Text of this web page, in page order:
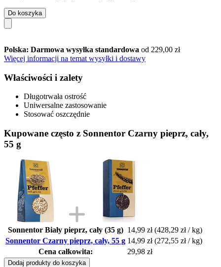
Do koszyka
Polska: Darmowa wysyłka standardowa od 229,00 zł
Więcej informacji na temat wysyłki i dostawy
Właściwości i zalety
Długotrwała ostrość
Uniwersalne zastosowanie
Stosować oszczędnie
Kupowane często z Sonnentor Czarny pieprz, cały,
55 g
Sonnentor Biały pieprz, cały (35 g) 14,99 zł (428,29 zł / kg)
Sonnentor Czarny pieprz, cały, 55 g 14,99 zł (272,55 zł / kg)
Cena całkowita:
29,98 zł
Dodaj produkty do koszyka